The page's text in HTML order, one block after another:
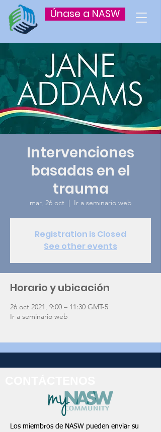
Únase a NASW
Intervenciones
basadas en el
trauma
mar, 26 oct
  |
Ir a seminario web
Registration is Closed
See other events
Horario y ubicación
26 oct 2021, 9:00 – 11:30 GMT-5
Ir a seminario web
Los miembros de NASW pueden enviar su